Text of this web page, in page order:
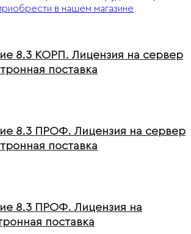
в нашем магазине
8.3 КОРП. Лицензия на сервер
поставка
8.3 ПРОФ. Лицензия на сервер
поставка
8.3 ПРОФ. Лицензия на
поставка